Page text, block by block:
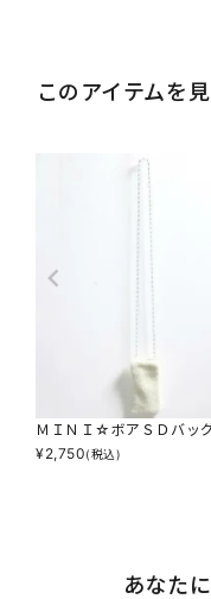
このアイテムを
ＭＩＮＩ☆ボアＳＤバッ
¥2,750(税込)
あなた